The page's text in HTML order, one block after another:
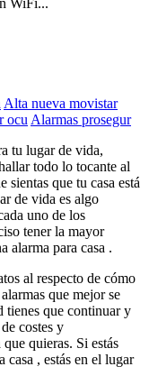
Alta nueva movistar
ocu Alarmas prosegur
tu lugar de vida,
todo lo tocante al
sientas que tu casa está
de vida es algo
uno de los
tener la mayor
alarma para casa .
al respecto de cómo
que mejor se
tienes que continuar y
costes y
quieras. Si estás
casa , estás en el lugar